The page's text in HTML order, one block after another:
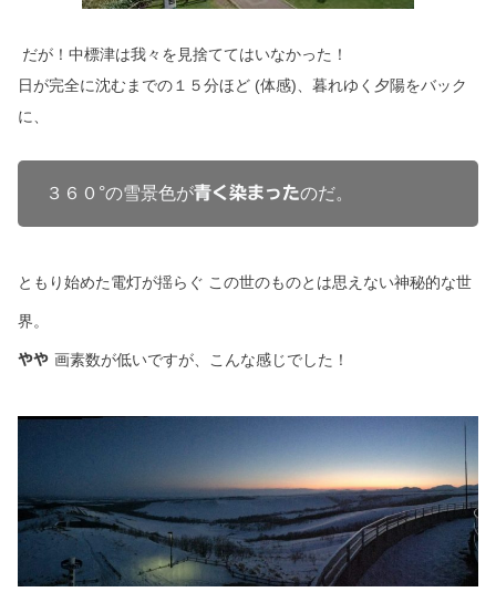
だが！中標津は我々を見捨ててはいなかった！
日が完全に沈むまでの１５分ほど (体感)、暮れゆく夕陽をバック
に、
３６０°の雪景色が青く染まったのだ。
ともり始めた電灯が揺らぐ この世のものとは思えない神秘的な世
界。
やや 画素数が低いですが、こんな感じでした！